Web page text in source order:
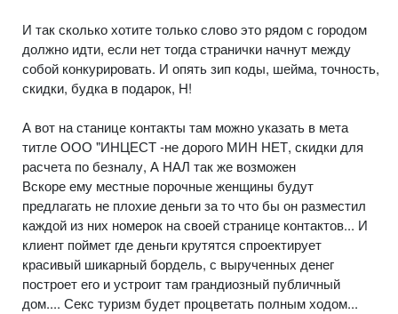
И так сколько хотите только слово это рядом с городом
должно идти, если нет тогда странички начнут между
собой конкурировать. И опять зип коды, шейма, точность,
скидки, будка в подарок, H!
А вот на станице контакты там можно указать в мета
титле ООО "ИНЦЕСТ -не дорого МИН НЕТ, скидки для
расчета по безналу, А НАЛ так же возможен
Вскоре ему местные порочные женщины будут
предлагать не плохие деньги за то что бы он разместил
каждой из них номерок на своей странице контактов... И
клиент поймет где деньги крутятся спроектирует
красивый шикарный бордель, с вырученных денег
построет его и устроит там грандиозный публичный
дом.... Секс туризм будет процветать полным ходом...